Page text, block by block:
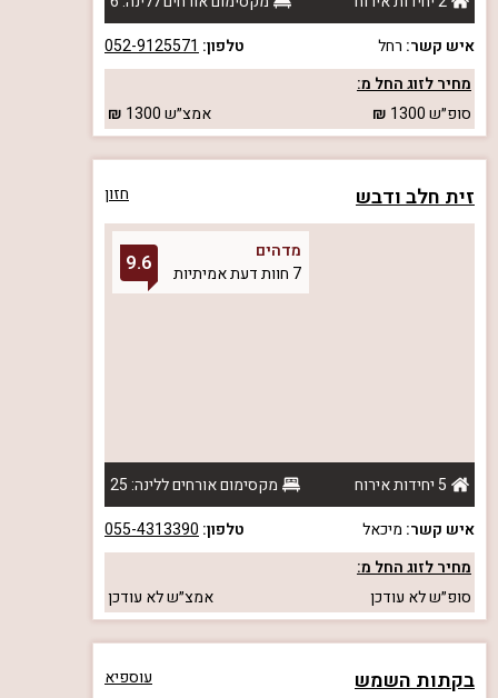
איש קשר: רחל טלפון: 052-9125571
מחיר לזוג החל מ:
סופ״ש1300 אמצ״ש1300
זית חלב ודבש חזון
מדהים
7 חוות דעת אמיתיות
9.6
5 יחידות אירוח
מקסימום אורחים ללינה: 25
איש קשר: מיכאל טלפון: 055-4313390
מחיר לזוג החל מ:
סופ״שלא עודכן אמצ״שלא עודכן
בקתות השמש עוספיא